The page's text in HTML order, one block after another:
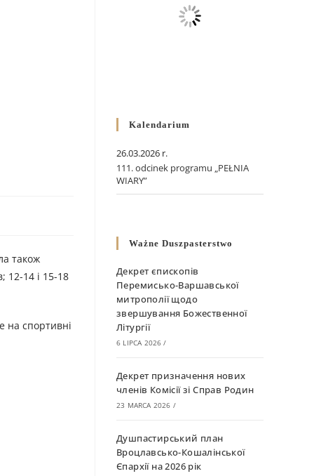
також
12-14 і 15-18
на спортивні
Kalendarium
26.03.2026 r.
111. odcinek programu „PEŁNIA
WIARY”
Ważne Duszpasterstwo
Декрет єпископів
Перемисько-Варшавської
митрополії щодо
звершування Божественної
Літургії
6 LIPCA 2026 /
Декрет призначення нових
членів Комісії зі Справ Родин
23 MARCA 2026 /
Душпастирський план
Вроцлавсько-Кошалінської
Єпархії на 2026 рік